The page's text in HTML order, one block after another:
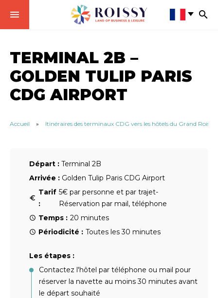
TERMINAL 2B –
GOLDEN TULIP PARIS
CDG AIRPORT
Accueil » Itinéraires des terminaux CDG vers les hôtels du Grand Roissy
Départ : Terminal 2B
Arrivée : Golden Tulip Paris CDG Airport
Tarif
:
5€ par personne et par trajet-
Réservation par mail, téléphone
Temps : 20 minutes
Périodicité : Toutes les 30 minutes
Les étapes :
Contactez l'hôtel par téléphone ou mail pour
réserver la navette au moins 30 minutes avant
le départ souhaité